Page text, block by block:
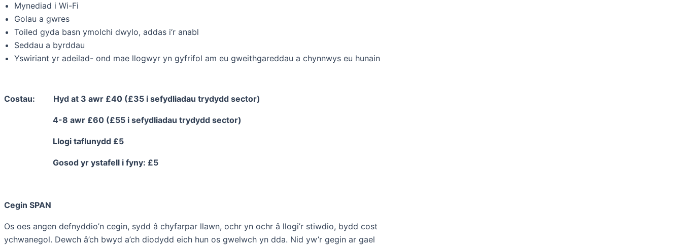
Mynediad i Wi-Fi
Golau a gwres
Toiled gyda basn ymolchi dwylo, addas i‘r anabl
Seddau a byrddau
Yswiriant yr adeilad- ond mae llogwyr yn gyfrifol am eu gweithgareddau a chynnwys eu hunain
Costau: Hyd at 3 awr £40 (£35 i sefydliadau trydydd sector)
4-8 awr £60 (£55 i sefydliadau trydydd sector)
Llogi taflunydd £5
Gosod yr ystafell i fyny: £5
Cegin SPAN
Os oes angen defnyddio’n cegin, sydd â chyfarpar llawn, ochr yn ochr â llogi’r stiwdio, bydd cost
ychwanegol. Dewch â’ch bwyd a’ch diodydd eich hun os gwelwch yn dda. Nid yw’r gegin ar gael